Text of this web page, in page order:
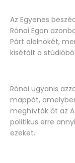
Az Egyenes
Rónai Egon
Párt alelnökét,
kisétált a
Rónai ugyanis
mappát,
meghívták őt az
politikus erre
ezeket.